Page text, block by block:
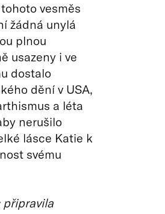
vesměs
žádná unylá
plnou
usazeny i ve
dostalo
dění v USA,
a léta
nerušilo
lásce Katie k
svému
připravila